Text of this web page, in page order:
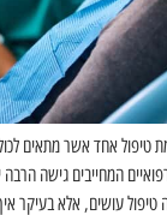
טיפול אחד אשר מתאים
המחייבים גישה
טיפול עושים, אלא בעיקר